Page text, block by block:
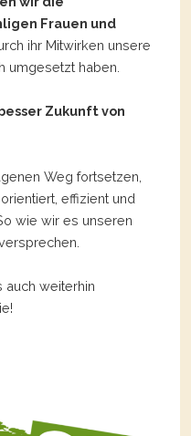
Frauen und
ihr Mitwirken unsere
umgesetzt haben.
Zukunft von
Weg fortsetzen,
effizient und
wie wir es unseren
auch weiterhin